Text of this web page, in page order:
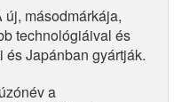
másodmárkája,
technológiáival és
és Japánban gyártják.
a